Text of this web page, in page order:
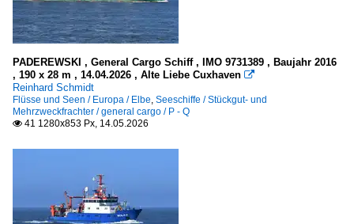
PADEREWSKI , General Cargo Schiff , IMO 9731389 , Baujahr 2016
, 190 x 28 m , 14.04.2026 , Alte Liebe Cuxhaven 
Reinhard Schmidt
Flüsse und Seen / Europa / Elbe, Seeschiffe / Stückgut- und
Mehrzweckfrachter / general cargo / P - Q
 41 1280x853 Px, 14.05.2026